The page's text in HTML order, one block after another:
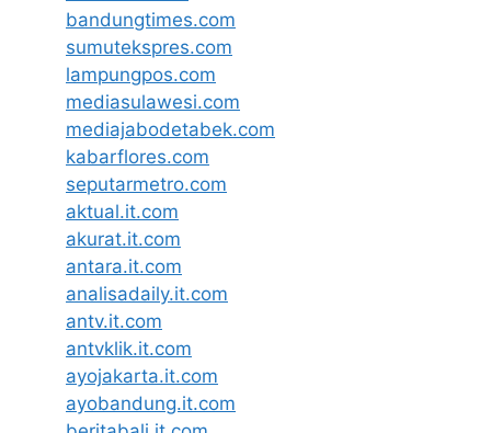
bandungtimes.com
sumutekspres.com
lampungpos.com
mediasulawesi.com
mediajabodetabek.com
kabarflores.com
seputarmetro.com
aktual.it.com
akurat.it.com
antara.it.com
analisadaily.it.com
antv.it.com
antvklik.it.com
ayojakarta.it.com
ayobandung.it.com